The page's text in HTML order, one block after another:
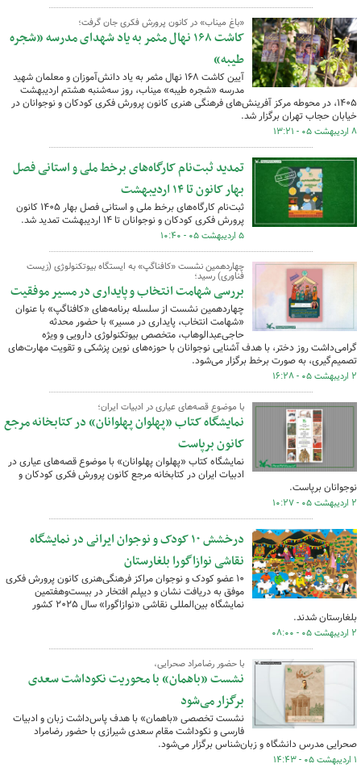
«باغ میناب» در کانون پرورش فکری جان گرفت؛
کاشت ۱۶۸ نهال مثمر به یاد شهدای مدرسه «شجره
طیبه»
آیین کاشت ۱۶۸ نهال مثمر به یاد دانش‌آموزان و معلمان شهید
مدرسه «شجره طیبه» میناب، روز سه‌شنبه هشتم اردیبهشت
۱۴۰۵، در محوطه مرکز آفرینش‌های فرهنگی هنری کانون پرورش فکری کودکان و نوجوانان در
خیابان حجاب تهران برگزار شد.
۸ اردیبهشت ۰۵ - ۱۳:۲۱
تمدید ثبت‌نام کارگاه‌های برخط ملی و استانی فصل
بهار کانون تا ۱۴ اردیبهشت
ثبت‌نام کارگاه‌های برخط ملی و استانی فصل بهار ۱۴۰۵ کانون
پرورش فکری کودکان و نوجوانان تا ۱۴ اردیبهشت تمدید شد.
۵ اردیبهشت ۰۵ - ۱۰:۴۰
چهاردهمین نشست «کافناگپ» به ایستگاه بیوتکنولوژی (زیست
فناوری) رسید؛
بررسی شهامت انتخاب و پایداری در مسیر موفقیت
چهاردهمین نشست از سلسله‌ برنامه‌های «کافناگپ» با عنوان
«شهامت انتخاب، پایداری در مسیر» با حضور محدثه
حاجی‌عبدالوهاب، متخصص بیوتکنولوژی دارویی و ویژه
گرامی‌داشت روز دختر، با هدف آشنایی نوجوانان با حوزه‌های نوین پزشکی و تقویت مهارت‌های
تصمیم‌گیری، به صورت برخط برگزار می‌شود.
۲ اردیبهشت ۰۵ - ۱۶:۲۸
با موضوع قصه‌های عیاری در ادبیات ایران؛
نمایشگاه کتاب «پهلوان پهلوانان» در کتابخانه مرجع
کانون برپاست
نمایشگاه کتاب «پهلوان پهلوانان» با موضوع قصه‌های عیاری در
ادبیات ایران در کتابخانه مرجع کانون پرورش فکری کودکان و
نوجوانان برپاست.
۲ اردیبهشت ۰۵ - ۱۰:۲۷
درخشش ۱۰ کودک و نوجوان ایرانی در نمایشگاه
نقاشی نوازاگورا بلغارستان
۱۰ عضو کودک و نوجوان مراکز فرهنگی‌هنری کانون پرورش فکری
موفق به دریافت نشان و دیپلم افتخار در بیست‌وهفتمین
نمایشگاه بین‌المللی نقاشی «نوازاگورا» سال ۲۰۲۵ کشور
بلغارستان شدند.
۲ اردیبهشت ۰۵ - ۰۸:۰۰
با حضور رضامراد صحرایی،
نشست «باهمان» با محوریت نکوداشت سعدی
برگزار می‌شود
نشست تخصصی «باهمان» با هدف پاس‌داشت زبان و ادبیات
فارسی و نکوداشت مقام سعدی شیرازی با حضور رضامراد
صحرایی مدرس دانشگاه و زبان‌شناس برگزار می‌شود.
۱ اردیبهشت ۰۵ - ۱۴:۴۳